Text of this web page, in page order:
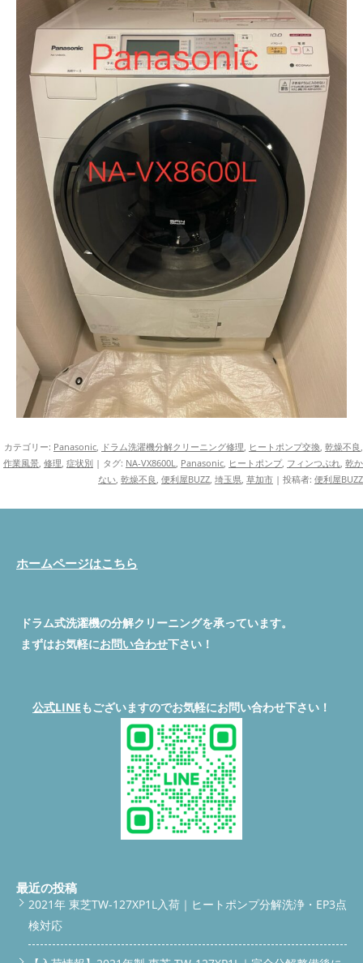
カテゴリー: Panasonic, ドラム洗濯機分解クリーニング修理, ヒートポンプ交換, 乾燥不良,
作業風景, 修理, 症状別 | タグ: NA-VX8600L, Panasonic, ヒートポンプ, フィンつぶれ, 乾か
ない, 乾燥不良, 便利屋BUZZ, 埼玉県, 草加市 | 投稿者: 便利屋BUZZ
ホームページはこちら
ドラム式洗濯機の分解クリーニングを承っています。
まずはお気軽にお問い合わせ下さい！
公式LINEもございますのでお気軽にお問い合わせ下さい！
最近の投稿
2021年 東芝TW-127XP1L入荷｜ヒートポンプ分解洗浄・EP3点
検対応